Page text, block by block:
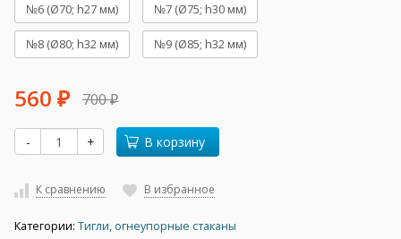
№6 (Ø70; h27 мм) №7 (Ø75; h30 мм)
№8 (Ø80; h32 мм) №9 (Ø85; h32 мм)
560 ₽ 700₽
- + В корзину
К сравнению В избранное
Категории: Тигли, огнеупорные стаканы